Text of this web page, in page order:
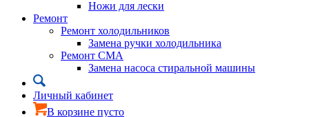
Ножи для лески
Ремонт
Ремонт холодильников
Замена ручки холодильника
Ремонт СМА
Замена насоса стиральной машины
Личный кабинет
В корзине пусто